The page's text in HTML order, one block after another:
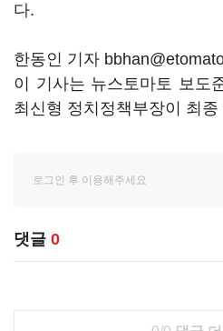
다.
한동인 기자
이 기사는 뉴스토마토 보도
최신형 정치정책부장이 최종
댓글 0